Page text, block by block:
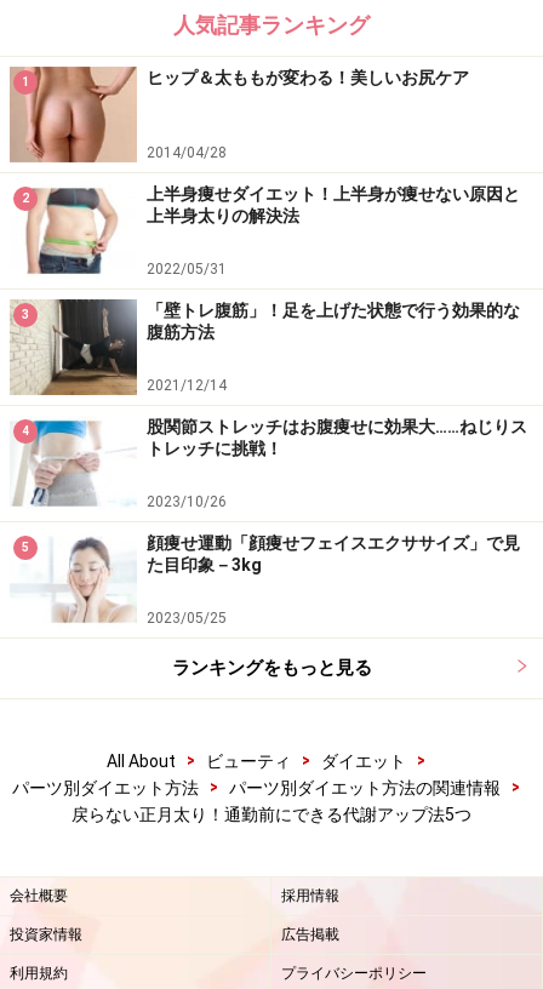
夏場の温かい季節はスムージー、冷える季節はスープな
どにすると、無理なくはじめられると思います。ちなみ
に私は、通年を通して毎朝「甘酒」で身体を温めていま
すよ。 また、コーヒーは身体を冷やす作用がありますの
で嗜好品としてくださいね。
【その4】毎朝、体重計で数字をチェック！
朝の空腹時がおすすめ！
することは大切なことですが、時間や条件が異なった状
態で測っていませんか？
体重を計るなら同じ条件で正確に計ってください。
人気記事ランキング
1 ヒップ＆太ももが変わる！美しいお尻ケア
2014/04/28
2
上半身痩せダイエット！上半身が痩せない原因と
上半身太りの解決法
2022/05/31
3
「壁トレ腹筋」！足を上げた状態で行う効果的な
腹筋方法
2021/12/14
4
股関節ストレッチはお腹痩せに効果大……ねじりス
トレッチに挑戦！
2023/10/26
5
顔痩せ運動「顔痩せフェイスエクササイズ」で見
た目印象－3kg
2023/05/25
ランキングをもっと見る
All About > ビューティ > ダイエット
>
パーツ別ダイエット方法
> パーツ別ダイエット方法の関連情報
>
戻らない正月太り！通勤前にできる代謝アップ法5つ
会社概要 採用情報
投資家情報 広告掲載
利用規約 プライバシーポリシー